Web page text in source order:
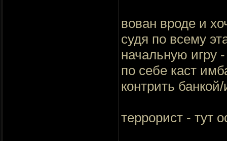
вован вроде и
судя по всему
начальную игру
по себе каст
контрить
террорист - тут